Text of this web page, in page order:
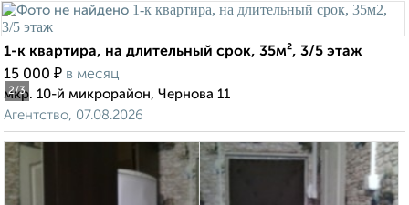
2/3
1-к квартира, на длительный срок, 35м², 3/5 этаж
15 000 ₽ в месяц
мкр. 10-й микрорайон, Чернова 11
Агентство, 07.08.2026